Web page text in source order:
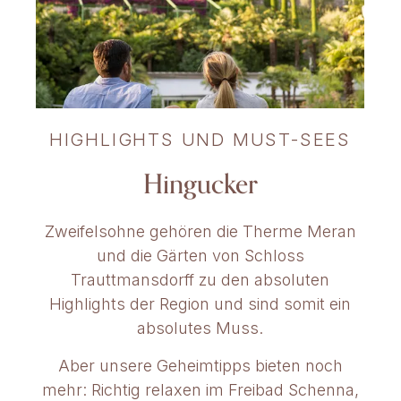
HIGHLIGHTS UND MUST-SEES
Hingucker
Zweifelsohne gehören die Therme Meran
und die Gärten von Schloss
Trauttmansdorff zu den absoluten
Highlights der Region und sind somit ein
absolutes Muss.
Aber unsere Geheimtipps bieten noch
mehr: Richtig relaxen im Freibad Schenna,